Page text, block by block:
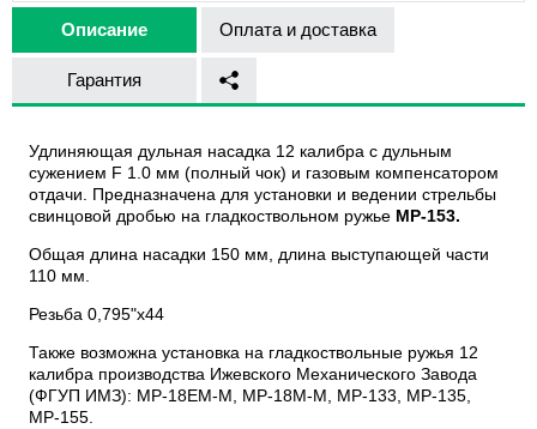
Описание Оплата и доставка
Гарантия
Удлиняющая дульная насадка 12 калибра с дульным
сужением F 1.0 мм (полный чок) и газовым компенсатором
отдачи. Предназначена для установки и ведении стрельбы
свинцовой дробью на гладкоствольном ружье МР-153.
Общая длина насадки 150 мм, длина выступающей части
110 мм.
Резьба 0,795"х44
Также возможна установка на гладкоствольные ружья 12
калибра производства Ижевского Механического Завода
(ФГУП ИМЗ): MP-18EM-M, MP-18М-М, МР-133, МР-135,
МР-155.